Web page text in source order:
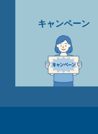
キャンペーン